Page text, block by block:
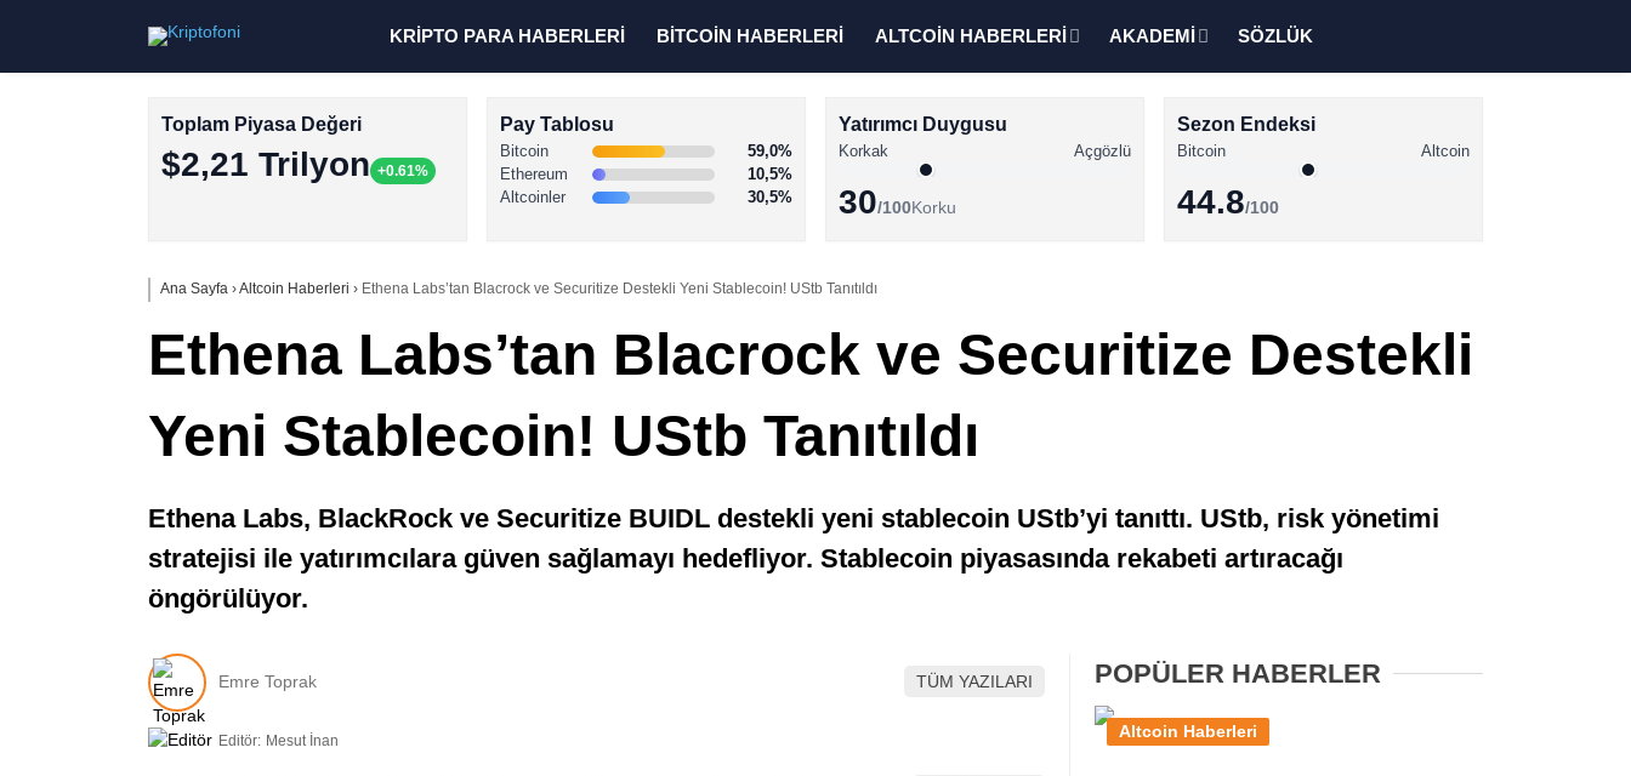
Altcoin Haberleri
KRİPTO PARA HABERLERİ BİTCOİN HABERLERİ ALTCOİN HABERLERİ AKADEMİ SÖZLÜK
Toplam Piyasa Değeri
$2,21 Trilyon +0.61%
Pay Tablosu
Bitcoin
59,0%
Ethereum
10,5%
Altcoinler
30,5%
Yatırımcı Duygusu
Korkak Açgözlü
30/100Korku
Sezon Endeksi
Bitcoin Altcoin
44.8/100
Ana Sayfa ›Altcoin Haberleri › Ethena Labs’tan Blacrock ve Securitize Destekli Yeni Stablecoin! UStb Tanıtıldı
Ethena Labs’tan Blacrock ve Securitize Destekli
Yeni Stablecoin! UStb Tanıtıldı
Ethena Labs, BlackRock ve Securitize BUIDL destekli yeni stablecoin UStb’yi tanıttı. UStb, risk yönetimi
stratejisi ile yatırımcılara güven sağlamayı hedefliyor. Stablecoin piyasasında rekabeti artıracağı
öngörülüyor.
Emre Toprak TÜM YAZILARI
Editör: Mesut İnan
POPÜLER HABERLER
Altcoin Haberleri